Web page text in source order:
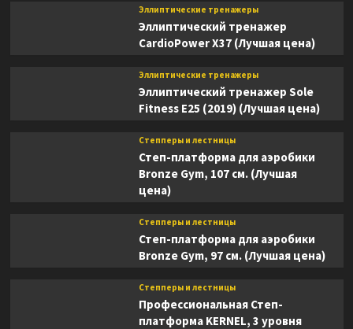
Эллиптические тренажеры
Эллиптический тренажер
CardioPower X37 (Лучшая цена)
Эллиптические тренажеры
Эллиптический тренажер Sole
Fitness E25 (2019) (Лучшая цена)
Степперы и лестницы
Степ-платформа для аэробики
Bronze Gym, 107 см. (Лучшая
цена)
Степперы и лестницы
Степ-платформа для аэробики
Bronze Gym, 97 см. (Лучшая цена)
Степперы и лестницы
Профессиональная Степ-
платформа KERNEL, 3 уровня